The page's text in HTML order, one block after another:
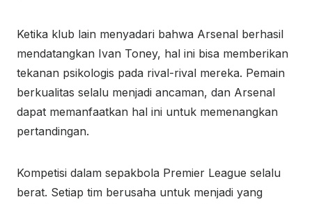
Ketika klub lain menyadari bahwa Arsenal berhasil
mendatangkan Ivan Toney, hal ini bisa memberikan
tekanan psikologis pada rival-rival mereka. Pemain
berkualitas selalu menjadi ancaman, dan Arsenal
dapat memanfaatkan hal ini untuk memenangkan
pertandingan.
Kompetisi dalam sepakbola Premier League selalu
berat. Setiap tim berusaha untuk menjadi yang